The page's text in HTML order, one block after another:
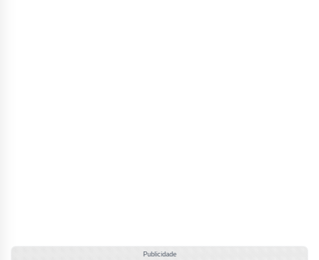
Publicidade